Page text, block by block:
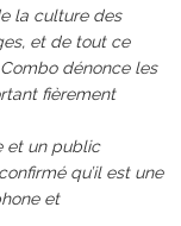
la culture des
et de tout ce
dénonce les
fièrement
et un public
qu’il est une
et